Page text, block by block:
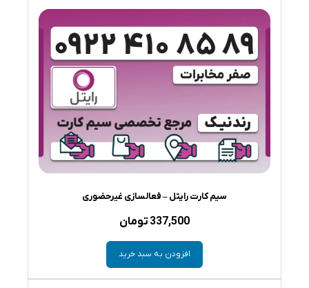
سیم کارت رایتل – فعالسازی غیرحضوری
337,500 تومان
افزودن به سبد خرید